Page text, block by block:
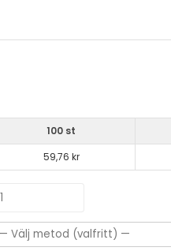
100 st
59,76 kr